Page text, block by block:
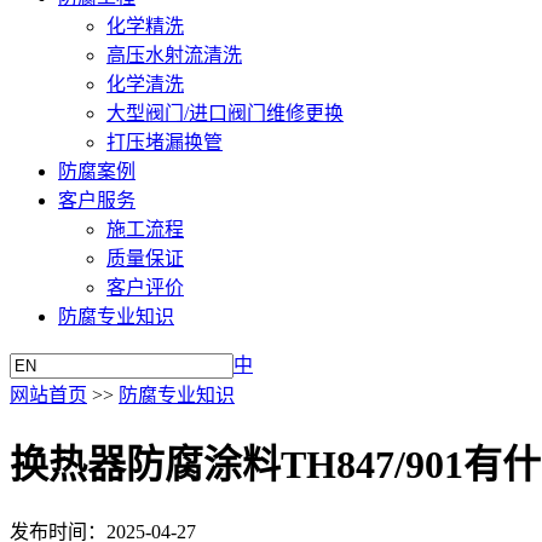
化学精洗
高压水射流清洗
化学清洗
大型阀门/进口阀门维修更换
打压堵漏换管
防腐案例
客户服务
施工流程
质量保证
客户评价
防腐专业知识
中
网站首页 >> 防腐专业知识
换热器防腐涂料TH847/901有
发布时间：2025-04-27